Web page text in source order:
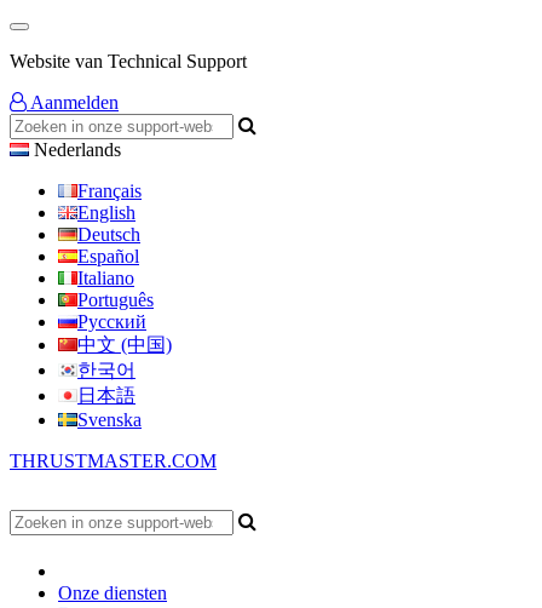
Website van Technical Support
Aanmelden
Nederlands
Français
English
Deutsch
Español
Italiano
Português
Русский
中文 (中国)
한국어
日本語
Svenska
THRUSTMASTER.COM
Onze diensten